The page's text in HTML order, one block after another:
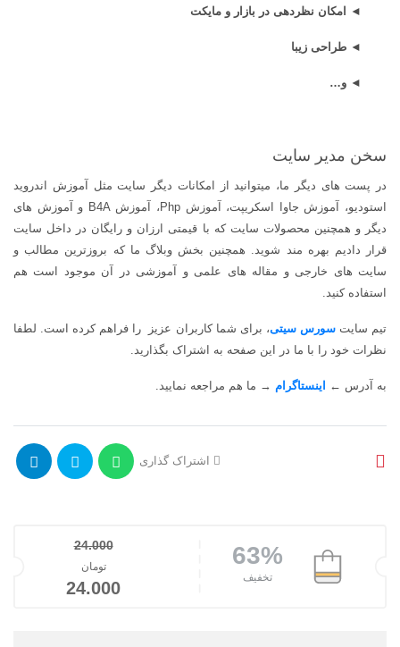
◄ امکان نظردهی در بازار و مایکت
◄ طراحی زیبا
◄ و…
سخن مدیر سایت
در پست های دیگر ما، میتوانید از امکانات دیگر سایت مثل آموزش اندروید
استودیو، آموزش جاوا اسکریپت، آموزش Php، آموزش B4A و آموزش های
دیگر و همچنین محصولات سایت که با قیمتی ارزان و رایگان در داخل سایت
قرار دادیم بهره مند شوید. همچنین بخش وبلاگ ما که بروزترین مطالب و
سایت های خارجی و مقاله های علمی و آموزشی در آن موجود است هم
استفاده کنید
تیم سایتسورس سیتی، برای شما کاربران عزیز
را فراهم کرده است. لطفا
نظرات خود را با ما در این صفحه به اشتراک بگذارید
به آدرس → اینستاگرام ← ما هم مراجعه نمایید
اشتراک گذاری
63%
تخفیف
24.000
قیمت اصلی:تومان
24.000